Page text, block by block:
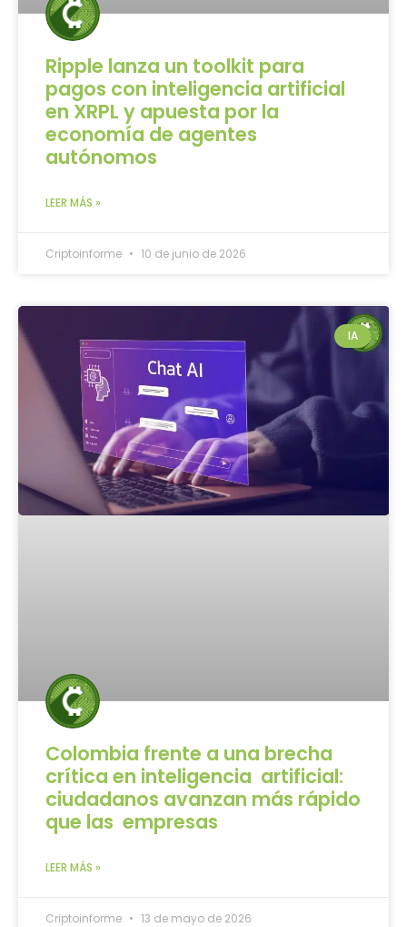
Ripple lanza un toolkit para
pagos con inteligencia artificial
en XRPL y apuesta por la
economía de agentes
autónomos
LEER MÁS »
Criptoinforme 10 de junio de 2026
IA
Colombia frente a una brecha
crítica en inteligencia artificial:
ciudadanos avanzan más rápido
que las empresas
LEER MÁS »
Criptoinforme 13 de mayo de 2026